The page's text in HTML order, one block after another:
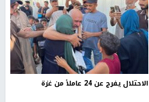
الاحتلال يفرج عن 24 عاملاً من غزة